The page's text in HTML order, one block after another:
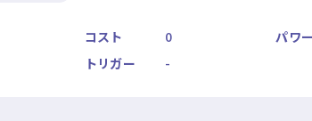
コスト 0 パワー
トリガー -